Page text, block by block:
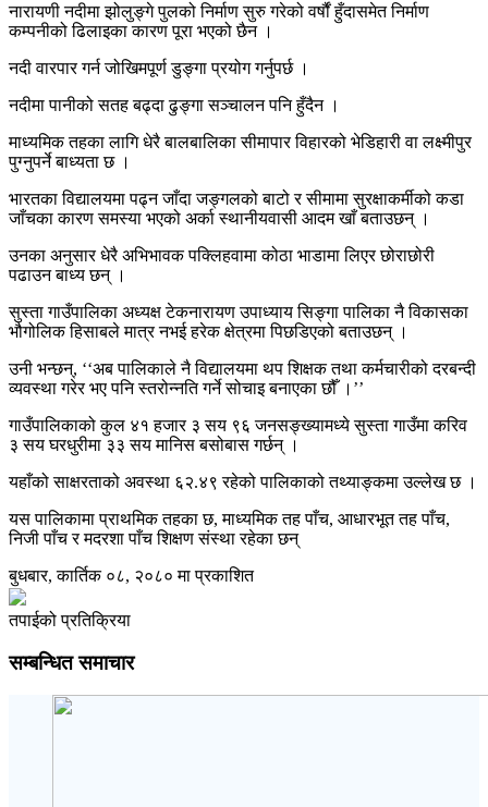
नारायणी नदीमा झोलुङ्गे पुलको निर्माण सुरु गरेको वर्षौं हुँदासमेत निर्माण
कम्पनीको ढिलाइका कारण पूरा भएको छैन ।
नदी वारपार गर्न जोखिमपूर्ण डुङ्गा प्रयोग गर्नुपर्छ ।
नदीमा पानीको सतह बढ्दा ढुङ्गा सञ्चालन पनि हुँदैन ।
माध्यमिक तहका लागि धेरै बालबालिका सीमापार विहारको भेडिहारी वा लक्ष्मीपुर
पुग्नुपर्ने बाध्यता छ ।
भारतका विद्यालयमा पढ्न जाँदा जङ्गलको बाटो र सीमामा सुरक्षाकर्मीको कडा
जाँचका कारण समस्या भएको अर्का स्थानीयवासी आदम खाँ बताउछन् ।
उनका अनुसार धेरै अभिभावक पक्लिहवामा कोठा भाडामा लिएर छोराछोरी
पढाउन बाध्य छन् ।
सुस्ता गाउँपालिका अध्यक्ष टेकनारायण उपाध्याय सिङ्गा पालिका नै विकासका
भौगोलिक हिसाबले मात्र नभई हरेक क्षेत्रमा पिछडिएको बताउछन् ।
उनी भन्छन्, ‘‘अब पालिकाले नै विद्यालयमा थप शिक्षक तथा कर्मचारीको दरबन्दी
व्यवस्था गरेर भए पनि स्तरोन्नति गर्ने सोचाइ बनाएका छौँ ।’’
गाउँपालिकाको कुल ४१ हजार ३ सय ९६ जनसङ्ख्यामध्ये सुस्ता गाउँमा करिव
३ सय घरधुरीमा ३३ सय मानिस बसोबास गर्छन् ।
यहाँको साक्षरताको अवस्था ६२.४९ रहेको पालिकाको तथ्याङ्कमा उल्लेख छ ।
यस पालिकामा प्राथमिक तहका छ, माध्यमिक तह पाँच, आधारभूत तह पाँच,
निजी पाँच र मदरशा पाँच शिक्षण संस्था रहेका छन्
बुधबार, कार्तिक ०८, २०८० मा प्रकाशित
तपाईको प्रतिक्रिया
सम्बन्धित समाचार